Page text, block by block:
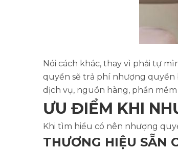
Nói cách khác, thay vì phải tự
quyền sẽ trả phí nhượng quyền
dịch vụ, nguồn hàng, phần
ƯU ĐIỂM KHI
Khi tìm hiểu có nên nhượng
THƯƠNG HIỆU SẴN